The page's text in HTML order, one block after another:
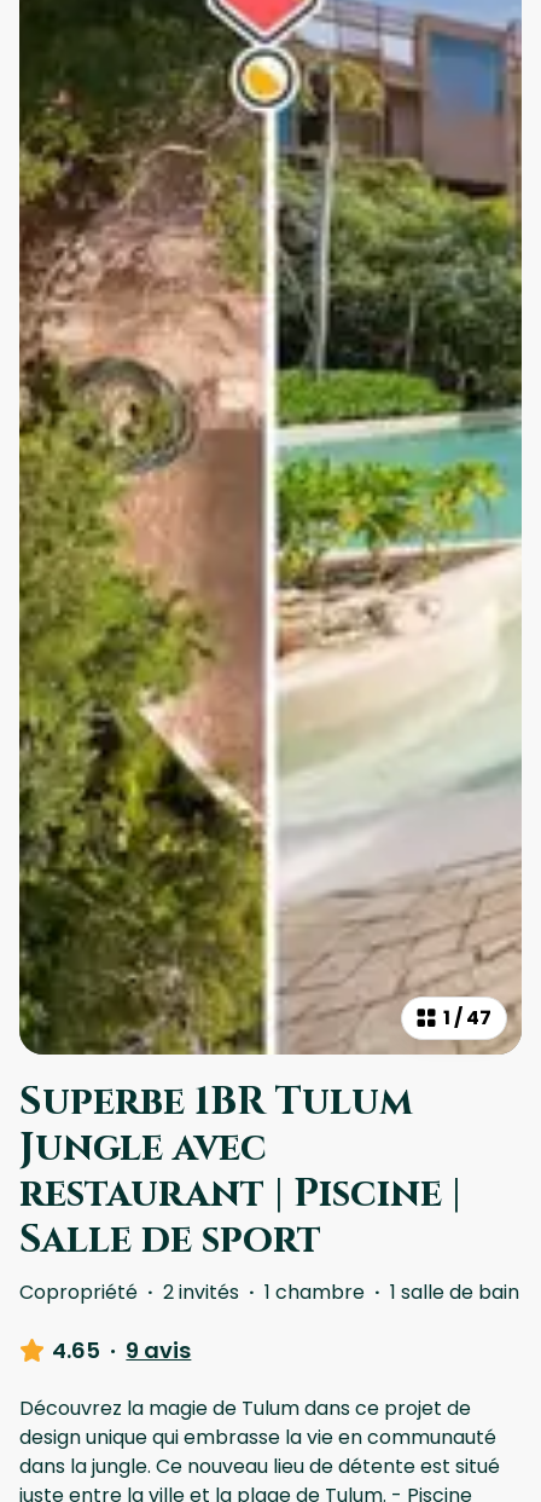
1 /47
Superbe 1BR Tulum
Jungle avec
restaurant | Piscine |
Salle de sport
Copropriété · 2 invités · 1 chambre · 1 salle de bain
4.65 · 9 avis
Découvrez la magie de Tulum dans ce projet de
design unique qui embrasse la vie en communauté
dans la jungle. Ce nouveau lieu de détente est situé
juste entre la ville et la plage de Tulum. - Piscine